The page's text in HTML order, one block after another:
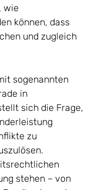
wie
können, dass
und zugleich
sogenannten
in
sich die Frage,
zu
stehen – von